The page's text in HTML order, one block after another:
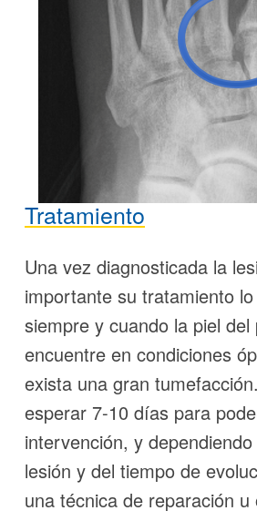
Tratamiento
Una vez diagnosticada la
importante su tratamiento
siempre y cuando la piel del
encuentre en condiciones
exista una gran
esperar 7-10 días para
intervención, y
lesión y del tiempo de
una técnica de reparación u